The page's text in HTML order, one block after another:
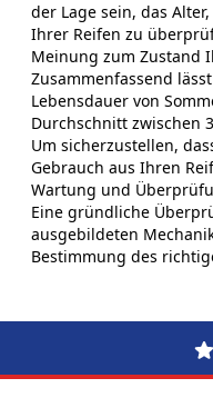
der Lage sein, das
Ihrer Reifen zu
Meinung zum Zustand
Zusammenfassend
Lebensdauer von
Durchschnitt zwischen
Um sicherzustellen,
Gebrauch aus Ihren
Wartung und
Eine gründliche
ausgebildeten
Bestimmung des